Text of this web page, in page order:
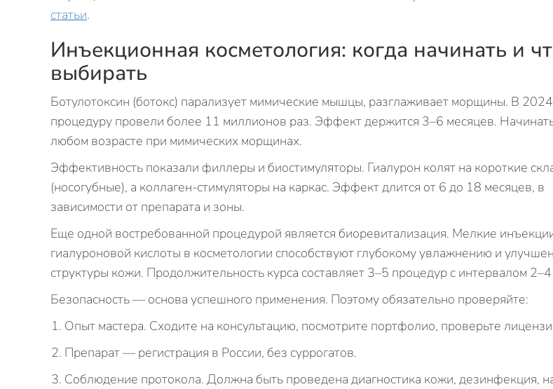
статьи.
Инъекционная косметология: когда начинать и
выбирать
Ботулотоксин (ботокс) парализует мимические мышцы, разглаживает морщины. В
процедуру провели более 11 миллионов раз. Эффект держится 3–6 месяцев.
любом возрасте при мимических морщинах.
Эффективность показали филлеры и биостимуляторы. Гиалурон колят на короткие
(носогубные), а коллаген‑стимуляторы на каркас. Эффект длится от 6 до 18 месяцев, в
зависимости от препарата и зоны.
Еще одной востребованной процедурой является биоревитализация. Мелкие
гиалуроновой кислоты в косметологии способствуют глубокому увлажнению и
структуры кожи. Продолжительность курса составляет 3–5 процедур с интервалом
Безопасность — основа успешного применения. Поэтому обязательно проверяйте:
Опыт мастера. Сходите на консультацию, посмотрите портфолио, проверьте
Препарат — регистрация в России, без суррогатов.
Соблюдение протокола. Должна быть проведена диагностика кожи, дезинфекция,